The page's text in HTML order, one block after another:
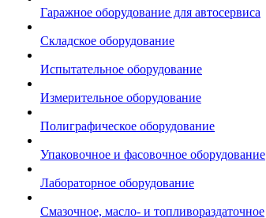
Гаражное оборудование для автосервиса
Складское оборудование
Испытательное оборудование
Измерительное оборудование
Полиграфическое оборудование
Упаковочное и фасовочное оборудование
Лабораторное оборудование
Смазочное, масло- и топливораздаточное